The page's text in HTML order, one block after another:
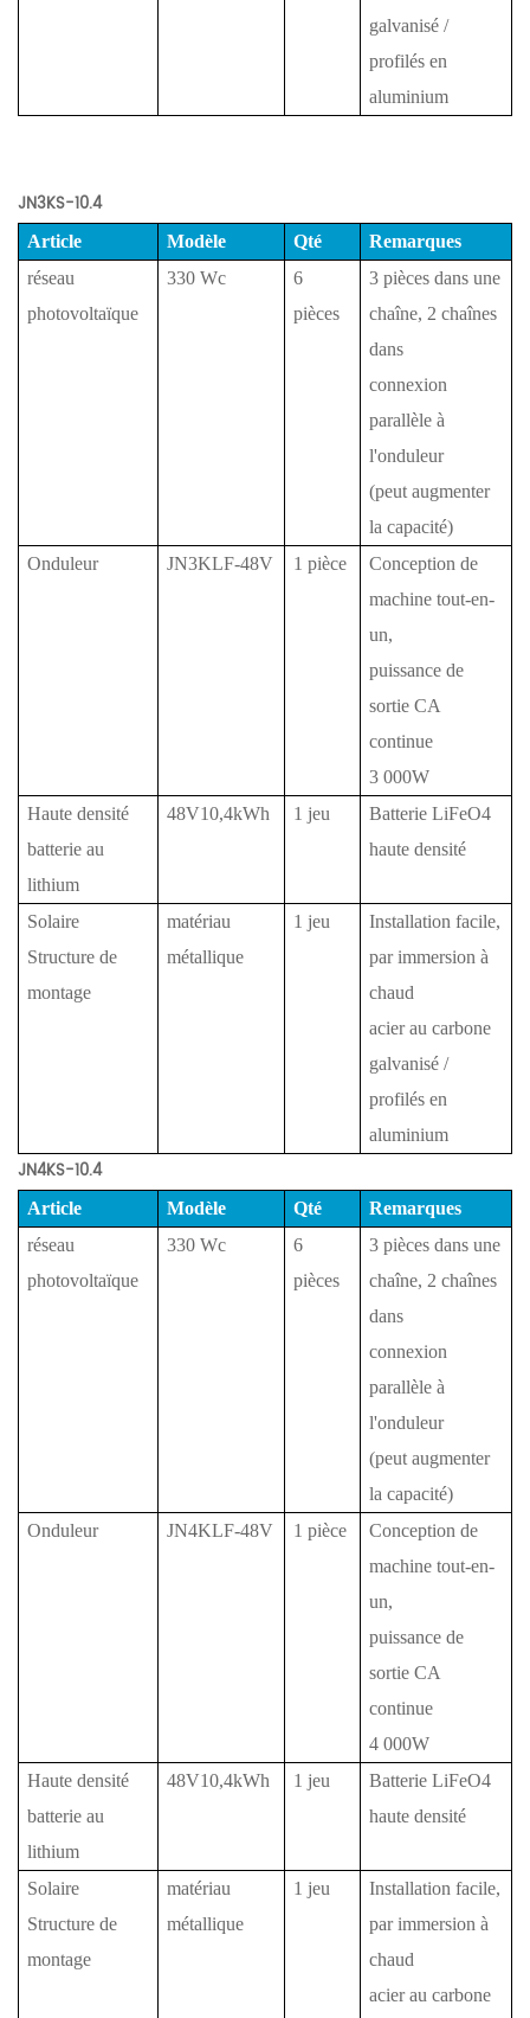
galvanisé /
profilés en
aluminium
JN3KS-10.4
Article Modèle Qté
Remarques
réseau
photovoltaïque
330 Wc
6
pièces
3 pièces dans une
chaîne, 2 chaînes
dans
connexion
parallèle à
l'onduleur
(peut augmenter
la capacité)
Onduleur
JN3KLF-48V 1 pièce
Conception de
machine tout-en-
un,
puissance de
sortie CA
continue
3000W
Haute densité
batterie au
lithium
48V10,4kWh 1 jeu
Batterie LiFeO4
haute densité
Solaire
Structure de
montage
matériau
métallique
1 jeu
Installation facile,
par immersion à
chaud
acier au carbone
galvanisé /
profilés en
aluminium
JN4KS-10.4
Article Modèle Qté
Remarques
réseau
photovoltaïque
330 Wc
6
pièces
3 pièces dans une
chaîne, 2 chaînes
dans
connexion
parallèle à
l'onduleur
(peut augmenter
la capacité)
Onduleur
JN4KLF-48V 1 pièce
Conception de
machine tout-en-
un,
puissance de
sortie CA
continue
4000W
Haute densité
batterie au
lithium
48V10,4kWh 1 jeu
Batterie LiFeO4
haute densité
Solaire
Structure de
montage
matériau
métallique
1 jeu
Installation facile,
par immersion à
chaud
acier au carbone